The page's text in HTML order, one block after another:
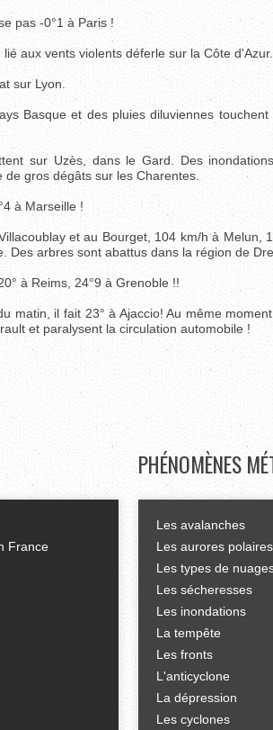
pas -0°1 à Paris !
aux vents violents déferle sur la Côte d'Azur.
sur Lyon.
Basque et des pluies diluviennes
sur Uzès, dans le Gard. Des
gros dégâts sur les Charentes.
à Marseille !
et au Bourget, 104 km/h à Melun,
Des arbres sont abattus dans la région de
à Reims, 24°9 à Grenoble !!
matin, il fait 23° à Ajaccio! Au même
et paralysent la circulation automobile !
France
PHÉNOMÈNES
Les avalanches
Les aurores polaires
Les types de
Les sécheresses
Les inondations
La tempête
Les fronts
L'anticyclone
La dépression
Les cyclones